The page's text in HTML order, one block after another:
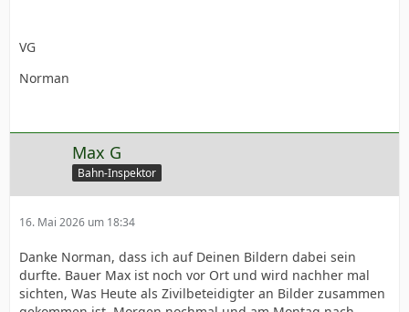
VG
Norman
Max G
Bahn-Inspektor
16. Mai 2026 um 18:34
Danke Norman, dass ich auf Deinen Bildern dabei sein
durfte. Bauer Max ist noch vor Ort und wird nachher mal
sichten, Was Heute als Zivilbeteidigter an Bilder zusammen